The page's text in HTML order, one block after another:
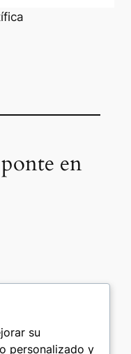
en
su
personalizado y